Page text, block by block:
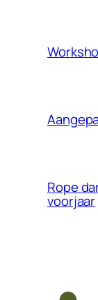
Rope
voorjaar